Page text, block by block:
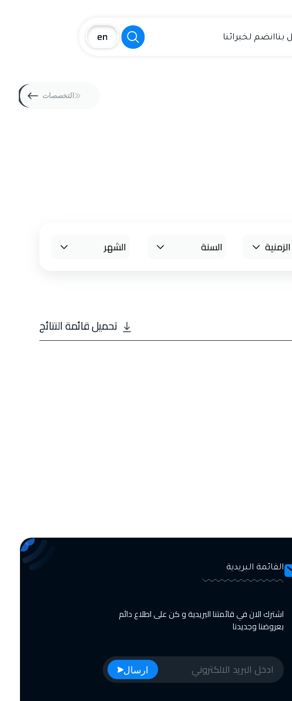
بناانضم لخبرائنا
التخصصات
تحميل قائمة النتائج
القائمة البريدية
اشترك الان في قائمتنا البريدية و كن على اطلاع دائم
بعروضنا وجديدنا
ارسال